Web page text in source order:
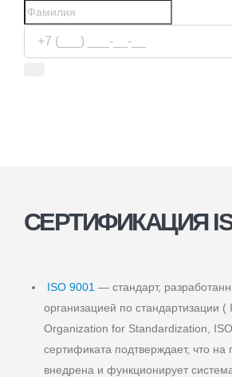
СЕРТИФИКАЦИЯ
ISO 9001 — стандарт,
организацией по стандартизации (
Organization for Standardization,
сертификата подтверждает, что на
внедрена и функционирует